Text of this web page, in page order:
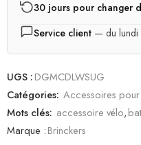
30 jours pour changer
Service client — du lundi
UGS :DGMCDLWSUG
Catégories: Accessoires pour
Mots clés: accessoire vélo,
Marque :Brinckers